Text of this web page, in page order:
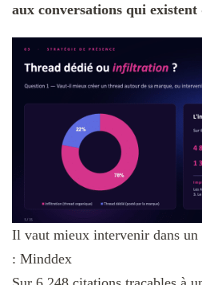
aux conversations qui existent
Il vaut mieux intervenir dans un
: Minddex